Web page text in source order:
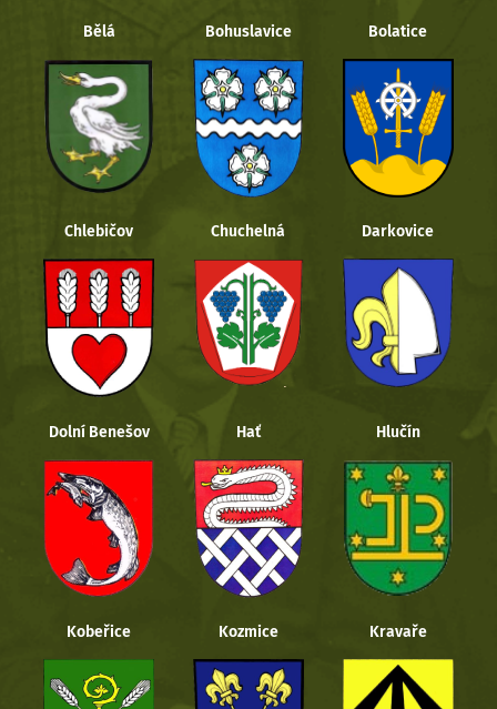
Bělá Bohuslavice Bolatice
Chlebičov Chuchelná Darkovice
Dolní Benešov Hať Hlučín
Kobeřice Kozmice Kravaře